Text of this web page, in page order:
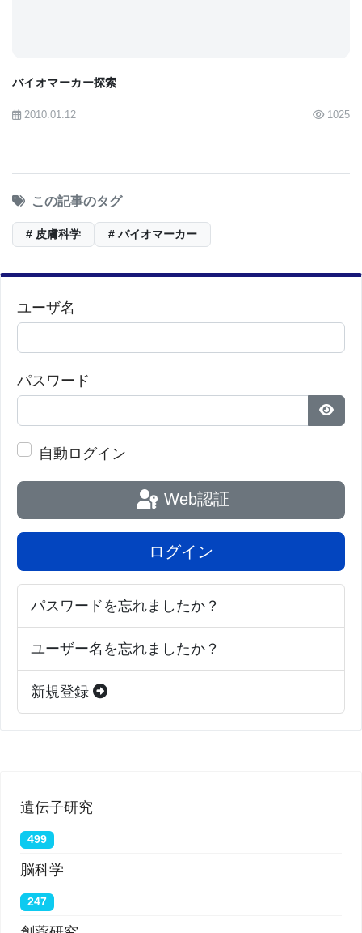
バイオマーカー探索
2010.01.12 1025
この記事のタグ
# 皮膚科学 # バイオマーカー
ユーザ名
パスワード
パス
自動ログイン
Web認証
ログイン
パスワードを忘れましたか？
ユーザー名を忘れましたか？
新規登録
遺伝子研究
499
脳科学
247